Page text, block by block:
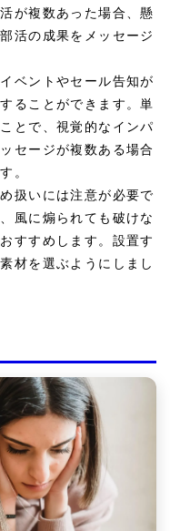
が複数あった場合、懸
活の成果をメッセージ
ベントやセール告知が
ることができます。単
とで、視覚的なインパ
セージが複数ある場合
。
扱いには注意が必要で
風に煽られても破けな
すすめします。設置す
材を選ぶようにしまし